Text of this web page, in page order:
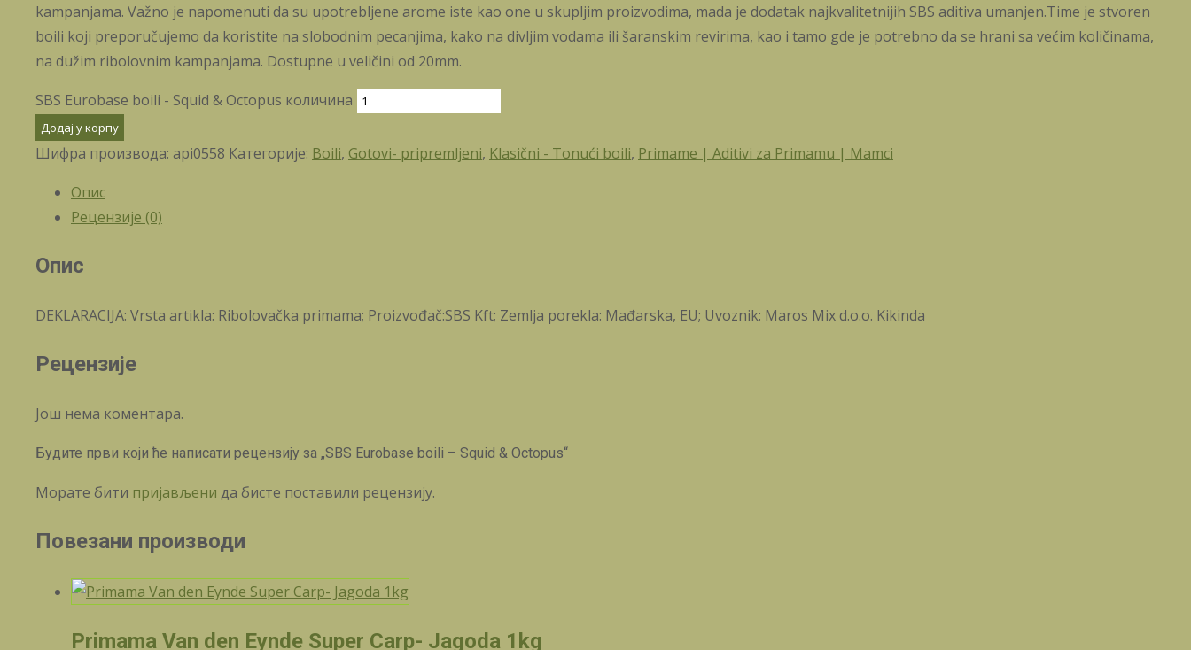
kampanjama. Važno je napomenuti da su upotrebljene arome iste kao one u skupljim proizvodima, mada je dodatak najkvalitetnijih SBS aditiva umanjen.Time je stvoren
boili koji preporučujemo da koristite na slobodnim pecanjima, kako na divljim vodama ili šaranskim revirima, kao i tamo gde je potrebno da se hrani sa većim količinama,
na dužim ribolovnim kampanjama. Dostupne u veličini od 20mm.
SBS Eurobase boili - Squid & Octopus количина
Додај у корпу
Шифра производа: api0558 Категорије: Boili, Gotovi- pripremljeni, Klasični - Tonući boili, Primame | Aditivi za Primamu | Mamci
Опис
Рецензије (0)
Опис
DEKLARACIJA: Vrsta artikla: Ribolovačka primama; Proizvođač:SBS Kft; Zemlja porekla: Mađarska, EU; Uvoznik: Maros Mix d.o.o. Kikinda
Рецензије
Још нема коментара.
Будите први који ће написати рецензију за „SBS Eurobase boili – Squid & Octopus“
Морате бити пријављени да бисте поставили рецензију.
Повезани производи
Primama Van den Eynde Super Carp- Jagoda 1kg